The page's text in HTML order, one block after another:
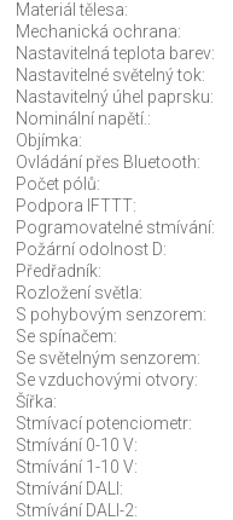
Materiál tělesa:
Mechanická ochrana:
Nastavitelná teplota barev:
Nastavitelné světelný tok:
Nastavitelný úhel paprsku:
Nominální napětí.:
Objímka:
Ovládání přes Bluetooth:
Počet pólů:
Podpora IFTTT:
Pogramovatelné stmívání:
Požární odolnost D:
Předřadník:
Rozložení světla:
S pohybovým senzorem:
Se spínačem:
Se světelným senzorem:
Se vzduchovými otvory:
Šířka:
Stmívací potenciometr:
Stmívání 0-10 V:
Stmívání 1-10 V:
Stmívání DALI:
Stmívání DALI-2: